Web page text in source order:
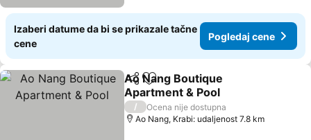
Izaberi datume da bi se prikazale tačne
cene
Pogledaj cene
Deli Dodati u favorite
Ao Nang Boutique
Apartment & Pool
/
Ocena nije dostupna
Ao Nang, Krabi: udaljenost 7.8 km